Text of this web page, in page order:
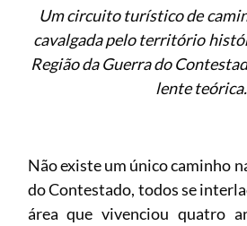
Um circuito turístico de
cavalgada pelo território
Região da Guerra do
lente teórica.
Não existe um único caminho
do Contestado, todos se
área que vivenciou quatro